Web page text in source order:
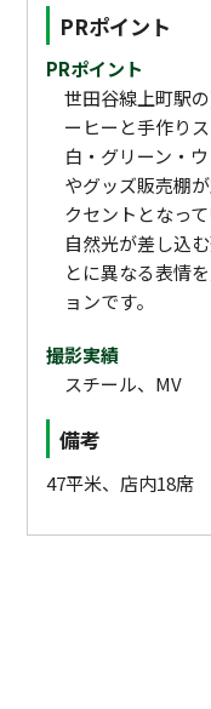
PRポイント
PRポイント
世田谷線上町駅
ーヒーと手作り
白‧グリーン‧ウ
やグッズ販売棚
クセントとなって
自然光が差し込
とに異なる表情
ョンです。
撮影実績
スチール、MV
備考
47平米、店内18席